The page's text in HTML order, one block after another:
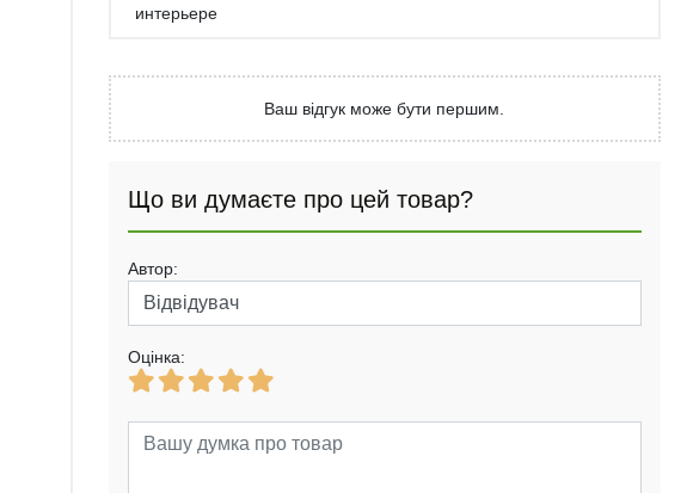
интерьере
Ваш відгук може бути першим.
Що ви думаєте про цей товар?
Автор:
Оцінка: